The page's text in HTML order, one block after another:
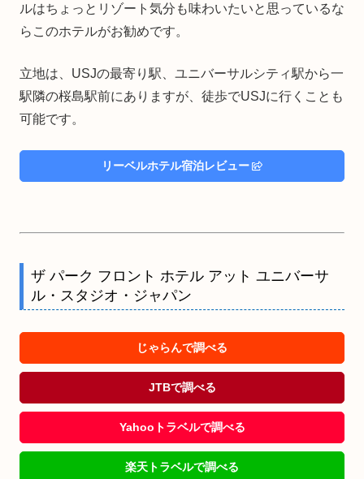
ルはちょっとリゾート気分も味わいたいと思っているな
らこのホテルがお勧めです。
立地は、USJの最寄り駅、ユニバーサルシティ駅から一
駅隣の桜島駅前にありますが、徒歩でUSJに行くことも
可能です。
リーベルホテル宿泊レビュー
ザ パーク フロント ホテル アット ユニバーサ
ル・スタジオ・ジャパン
じゃらんで調べる
JTBで調べる
Yahooトラベルで調べる
楽天トラベルで調べる